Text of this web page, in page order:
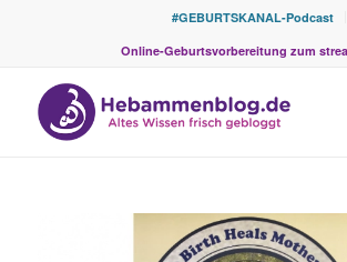
#GEBURTSKANAL-Podcast
Online-Geburtsvorbereitung zum